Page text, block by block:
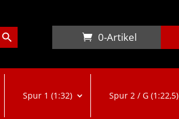
Button
0-Artikel
Spur 1 (1:32) Spur 2 / G (1:22,5)